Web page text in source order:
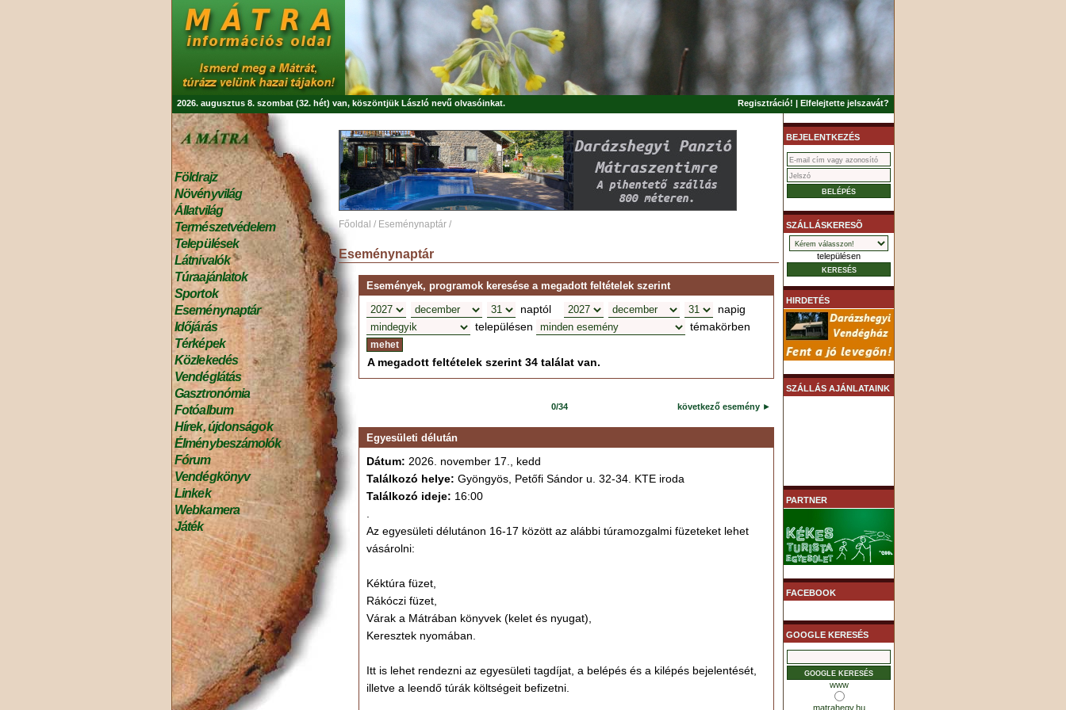
2026. augusztus 8. szombat (32. hét) van, köszöntjük László nevű olvasóinkat. Regisztráció! | Elfelejtette jelszavát?
Földrajz
Növényvilág
Állatvilág
Természetvédelem
Települések
Látnivalók
Túraajánlatok
Sportok
Eseménynaptár
Időjárás
Térképek
Közlekedés
Vendéglátás
Gasztronómia
Fotóalbum
Hírek, újdonságok
Élménybeszámolók
Fórum
Vendégkönyv
Linkek
Webkamera
Játék
Főoldal / Eseménynaptár /
Eseménynaptár
Események, programok keresése a megadott feltételek szerint
naptól
napig
településen
témakörben
A megadott feltételek szerint 34 találat van.
0/34 következő esemény ►
Egyesületi délután
Dátum: 2026. november 17., kedd
Találkozó helye: Gyöngyös, Petőfi Sándor u. 32-34. KTE iroda
Találkozó ideje: 16:00
Az egyesületi délutánon 16-17 között az alábbi túramozgalmi füzeteket lehet
vásárolni:
Kéktúra füzet,
Rákóczi füzet,
Várak a Mátrában könyvek (kelet és nyugat),
Keresztek nyomában.
Itt is lehet rendezni az egyesületi tagdíjat, a belépés és a kilépés bejelentését,
illetve a leendő túrák költségeit befizetni.
BEJELENTKEZÉS
SZÁLLÁSKERESÕ
településen
HIRDETÉS
SZÁLLÁS AJÁNLATAINK
PARTNER
FACEBOOK
GOOGLE KERESÉS
www
matrahegy.hu